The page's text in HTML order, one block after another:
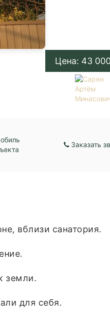
Цена: 43
Заказать
вблизи санатория.
земли.
для себя.